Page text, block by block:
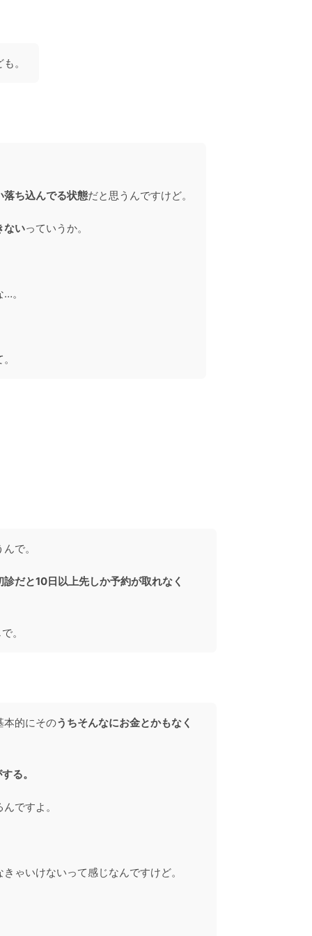
。
落ち込んでる状態だと思うんですけど。
ないっていうか。
。
で。
だと10日以上先しか予約が取れなく
。
本的にそのうちそんなにお金とかもなく
る。
ですよ。
ゃいけないって感じなんですけど。